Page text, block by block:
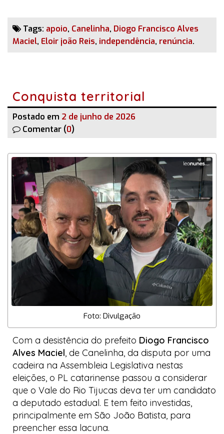
Tags: apoio, Canelinha, Diogo Francisco Alves
Maciel, Eloir joão Reis, independência, renúncia.
Conquista territorial
Postado em 2 de junho de 2026
Comentar (0)
Foto: Divulgação
Com a desistência do prefeito Diogo Francisco
Alves Maciel, de Canelinha, da disputa por uma
cadeira na Assembleia Legislativa nestas
eleições, o PL catarinense passou a considerar
que o Vale do Rio Tijucas deva ter um candidato
a deputado estadual. E tem feito investidas,
principalmente em São João Batista, para
preencher essa lacuna.